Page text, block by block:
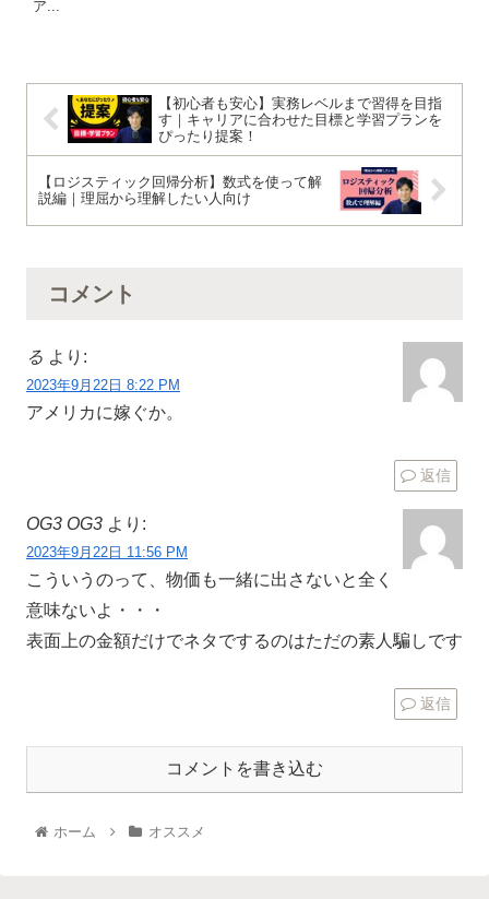
ア...
【初心者も安心】実務レベルまで習得を目指
す｜キャリアに合わせた目標と学習プランを
ぴったり提案！
【ロジスティック回帰分析】数式を使って解
説編｜理屈から理解したい人向け
コメント
る より:
2023年9月22日 8:22 PM
アメリカに嫁ぐか。
返信
OG3 OG3 より:
2023年9月22日 11:56 PM
こういうのって、物価も一緒に出さないと全く
意味ないよ・・・
表面上の金額だけでネタでするのはただの素人騙しです
返信
コメントを書き込む
ホーム オススメ